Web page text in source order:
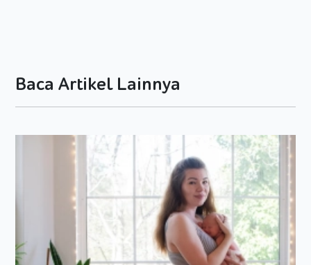
tanpa paksaan, serta tidak membuatnya tersedak atau
cegukan. Dengan begitu, Moms tidak perlu melakukan cara
mengatasi cegukan pada bayi selama memberikan
kapan harus memberikan MPASI kepada Si Kecil dan kapan
harus berhenti memberikan makanan tersebut.
Cara Menerapkan Responsive Feeding
Prinsip dasar dalam menerapkanresponsive feedingadalah
memberikan MPASI saat Si Kecil mulai terlihat lapar, serta
berhenti menyuapinya saat ia mulai terlihat kenyang. Adapun
detail untuk melakukannya adalah sebagai berikut:
Baca Artikel Lainnya